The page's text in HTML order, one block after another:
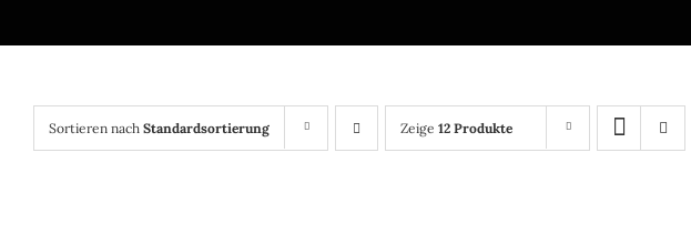
Sortieren nach Standardsortierung Zeige 12 Produkte